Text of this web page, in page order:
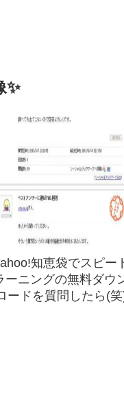
✨
知恵袋でスピー
ーニングの無料ダウ
ードを質問したら(